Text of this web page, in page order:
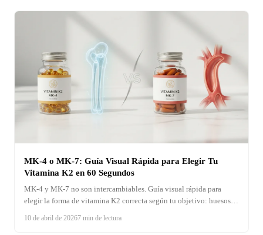
MK-4 o MK-7: Guía Visual Rápida para Elegir Tu
Vitamina K2 en 60 Segundos
MK-4 y MK-7 no son intercambiables. Guía visual rápida para
elegir la forma de vitamina K2 correcta según tu objetivo: huesos,
10 de abril de 20267 min de lectura